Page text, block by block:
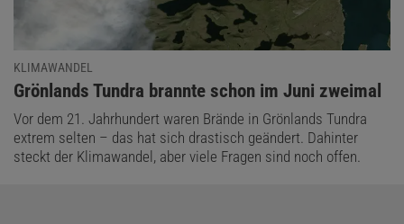
KLIMAWANDEL
:
Grönlands Tundra brannte schon im Juni zweimal
Vor dem 21. Jahrhundert waren Brände in Grönlands Tundra
extrem selten – das hat sich drastisch geändert. Dahinter
steckt der Klimawandel, aber viele Fragen sind noch offen.